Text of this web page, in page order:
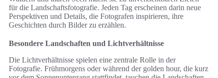
für die Landschaftsfotografie. Jeden Tag erscheinen darin neue
Perspektiven und Details, die Fotografen inspirieren, ihre
Geschichten durch Bilder zu erzählen.
Besondere Landschaften und Lichtverhältnisse
Die Lichtverhältnisse spielen eine zentrale Rolle in der
Fotografie. Frühmorgens oder während der golden hour, die kurz